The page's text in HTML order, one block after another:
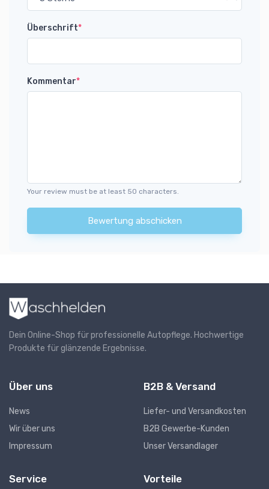
Überschrift*
Kommentar*
Your review must be at least 50 characters.
Bewertung abschicken
Dein Online-Shop für professionelle Autopflege. Hochwertige
Produkte für glänzende Ergebnisse.
Über uns
News
Wir über uns
Impressum
B2B & Versand
Liefer- und Versandkosten
B2B Gewerbe-Kunden
Unser Versandlager
Service Vorteile